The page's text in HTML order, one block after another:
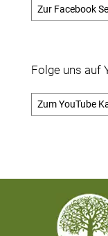
Zur Facebook
Folge uns auf
Zum YouTube